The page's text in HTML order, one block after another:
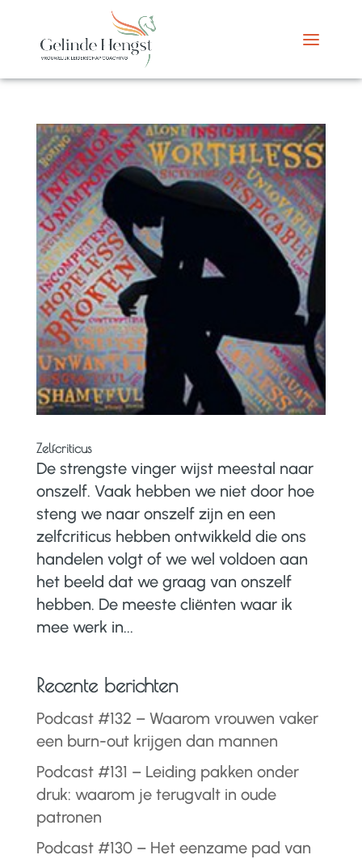
Zelfcriticus
De strengste vinger wijst meestal naar
onszelf. Vaak hebben we niet door hoe
steng we naar onszelf zijn en een
zelfcriticus hebben ontwikkeld die ons
handelen volgt of we wel voldoen aan
het beeld dat we graag van onszelf
hebben. De meeste cliënten waar ik
mee werk in...
Recente berichten
Podcast #132 – Waarom vrouwen vaker
een burn-out krijgen dan mannen
Podcast #131 – Leiding pakken onder
druk: waarom je terugvalt in oude
patronen
Podcast #130 – Het eenzame pad van